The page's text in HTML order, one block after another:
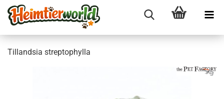
Til­land­sia strep­tophyl­la